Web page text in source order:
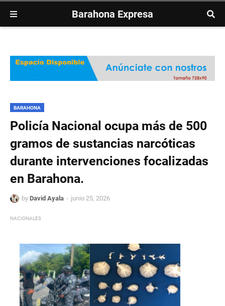
Barahona Expresa
BARAHONA
Policía Nacional ocupa más de 500
gramos de sustancias narcóticas
durante intervenciones focalizadas
en Barahona.
by David Ayala junio 25, 2026
NACIONALES